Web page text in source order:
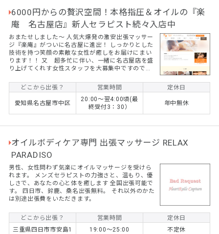
6000円からの贅沢空間！本格指圧＆オイルの『楽
庵 名古屋店』新人セラピスト続々入店中
おまたせしました～ 人気大爆発の激安出張マッサー
ジ『楽庵』がついに名古屋に進出！ しっかりとした
技術を持つ笑顔の素敵な女性が癒しをお届けにまい
ります！！ 又 超多忙に伴い、一緒に名古屋店を盛
り上げてくれす女性スタッフを大募集中ですので詳
ります！
どこから出張？ 営業時間 定休日
愛知県名古屋市中区
20:00～翌4:00頃(最
終受付3：30）
年中無休
オイルボディケア専門 出張マッサージ RELAX
PARADISO
男性、女性問わず気楽にオイルマッサージを受けら
れます。 メンズセラピストの力強さと、温もり、優
しさで、あなたの心と体を癒します 全国出張可能で
す。 四日市、鈴鹿、桑名出張無料。 それ以外のかた
は別途出張費をいただきます。
どこから出張？ 営業時間
定休日
三重県四日市市安島1
19:00～25:00 不定休